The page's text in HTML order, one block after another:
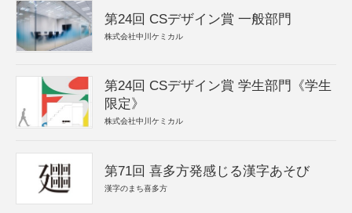
第24回 CSデザイン賞 一般部門
株式会社中川ケミカル
第24回 CSデザイン賞 学生部門《学生
限定》
株式会社中川ケミカル
第71回 喜多方発感じる漢字あそび
漢字のまち喜多方